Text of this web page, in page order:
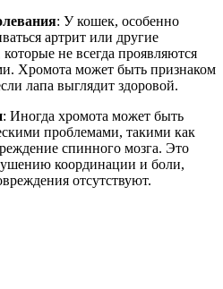
: У кошек, особенно
артрит или другие
которые не всегда проявляются
Хромота может быть признаком
лапа выглядит здоровой.
: Иногда хромота может быть
проблемами, такими как
спинного мозга. Это
координации и боли,
отсутствуют.